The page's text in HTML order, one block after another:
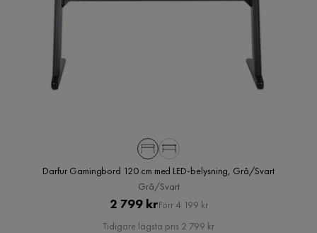
Darfur Gamingbord 120 cm med LED-belysning, Grå/Svart
Grå/Svart
Pris
2 799 krOriginal
Pris
Förr 4 199 kr
Tidigare lägsta pris 2 799 kr